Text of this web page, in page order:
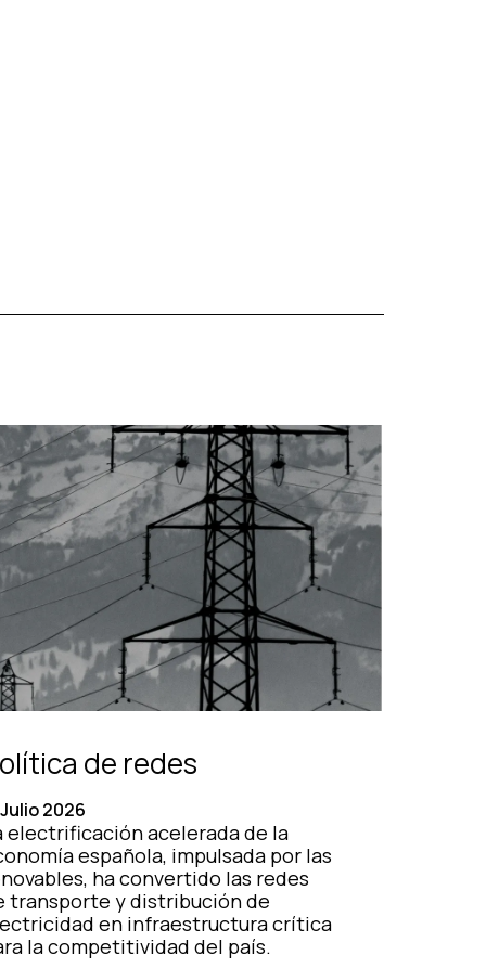
de redes
Julio 2026
electrificación acelerada de la
española, impulsada por las
ha convertido las redes
transporte y distribución de
en infraestructura crítica
la competitividad del país.